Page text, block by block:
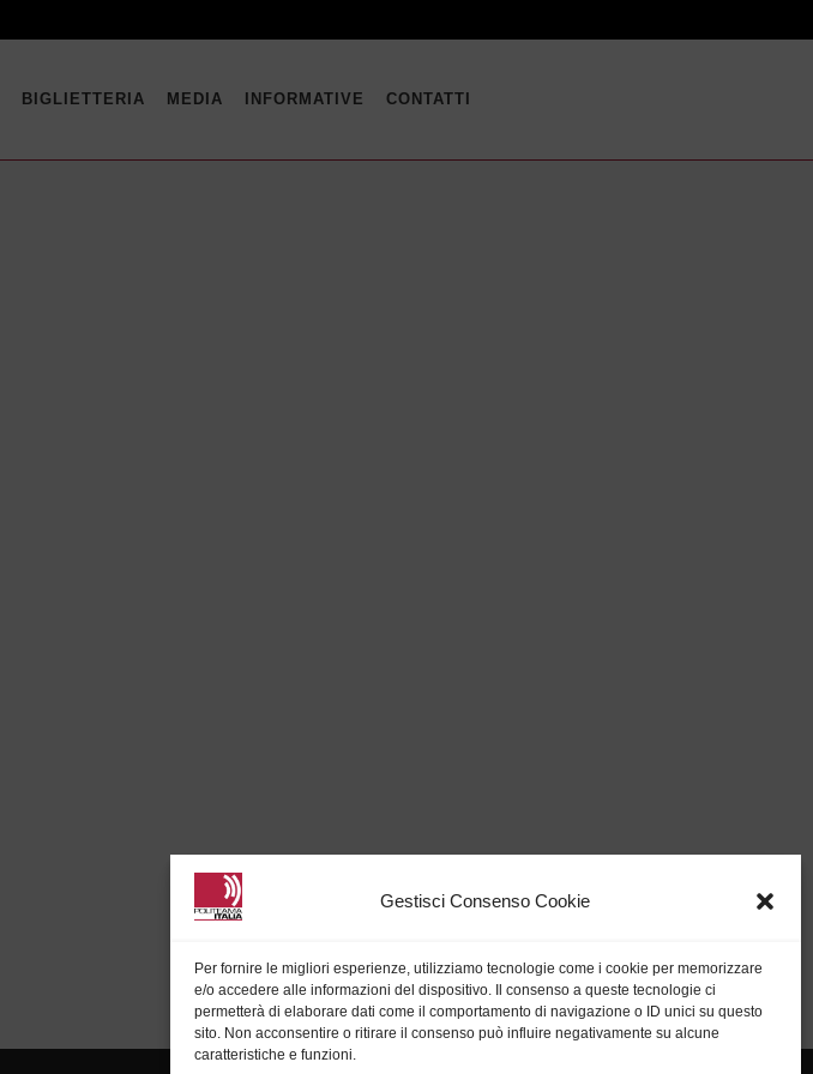
Gestisci Consenso Cookie
Per fornire le migliori esperienze, utilizziamo tecnologie come i cookie per memorizzare
e/o accedere alle informazioni del dispositivo. Il consenso a queste tecnologie ci
permetterà di elaborare dati come il comportamento di navigazione o ID unici su questo
sito. Non acconsentire o ritirare il consenso può influire negativamente su alcune
caratteristiche e funzioni.
BIGLIETTERIA MEDIA INFORMATIVE CONTATTI